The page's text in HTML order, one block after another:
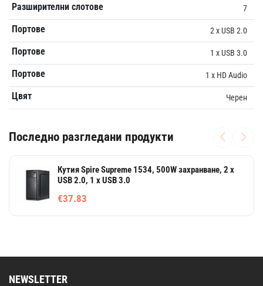
Разширителни слотове 7
Портове 2 x USB 2.0
Портове 1 x USB 3.0
Портове 1 x HD Audio
Цвят Черен
Последно разгледани продукти
Кутия Spire Supreme 1534, 500W захранване, 2 x
USB 2.0, 1 x USB 3.0
€37.83
NEWSLETTER